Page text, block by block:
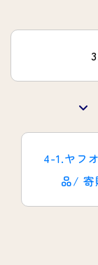
4-1.ヤフ
品/ 寄